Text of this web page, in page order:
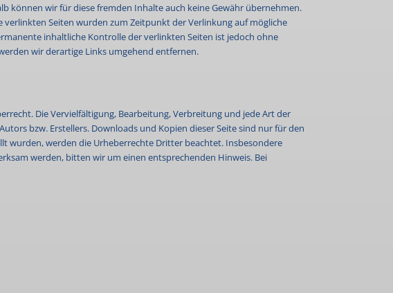
können wir für diese fremden Inhalte auch keine Gewähr übernehmen.
Seiten wurden zum Zeitpunkt der Verlinkung auf mögliche
inhaltliche Kontrolle der verlinkten Seiten ist jedoch ohne
wir derartige Links umgehend entfernen.
Die Vervielfältigung, Bearbeitung, Verbreitung und jede Art der
bzw. Erstellers. Downloads und Kopien dieser Seite sind nur für den
wurden, werden die Urheberrechte Dritter beachtet. Insbesondere
werden, bitten wir um einen entsprechenden Hinweis. Bei